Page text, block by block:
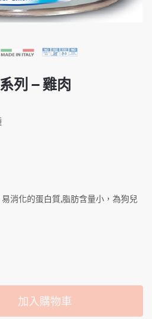
列 – 雞肉
消化的蛋白質,脂肪含量小，為狗兒
加入購物車